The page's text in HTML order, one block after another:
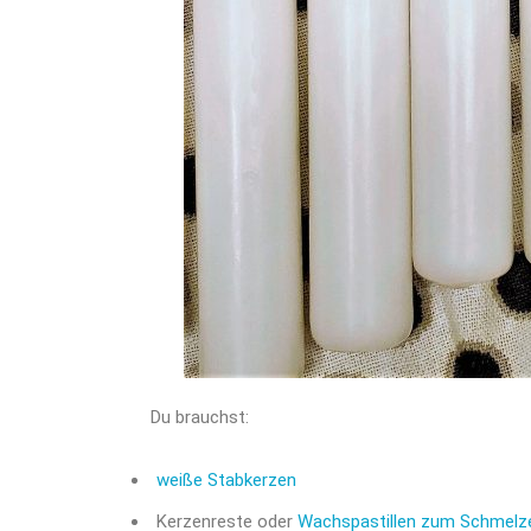
Du brauchst:
weiße Stabkerzen
Kerzenreste oder Wachspastillen zum